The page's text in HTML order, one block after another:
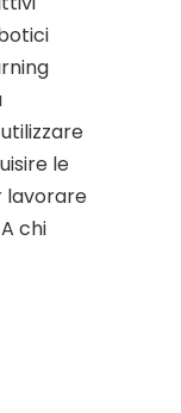
le
lavorare
chi